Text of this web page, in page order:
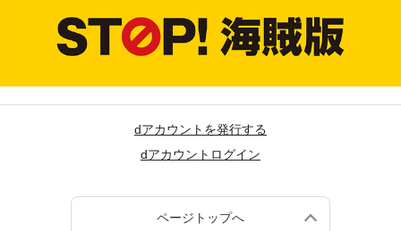
dアカウントを発行する
dアカウントログイン
ページトップへ